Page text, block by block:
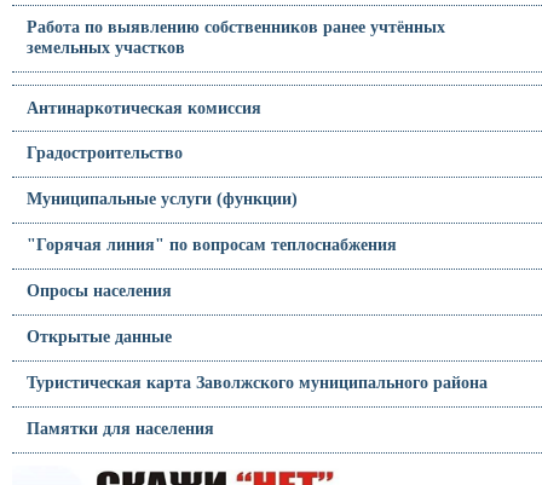
Работа по выявлению собственников ранее учтённых
земельных участков
Антинаркотическая комиссия
Градостроительство
Муниципальные услуги (функции)
"Горячая линия" по вопросам теплоснабжения
Опросы населения
Открытые данные
Туристическая карта Заволжского муниципального района
Памятки для населения